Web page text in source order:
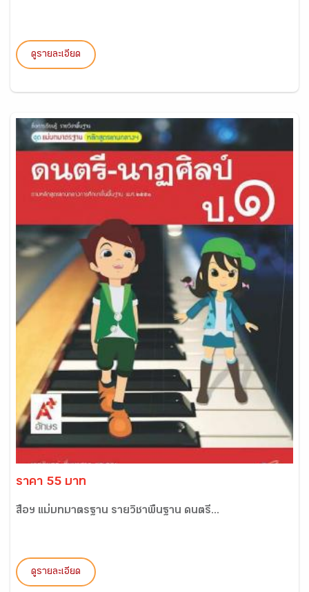
ดูรายละเอียด
ราคา 55 บาท
สื่อฯ แม่บทมาตรฐาน รายวิชาพื้นฐาน ดนตรี...
ดูรายละเอียด